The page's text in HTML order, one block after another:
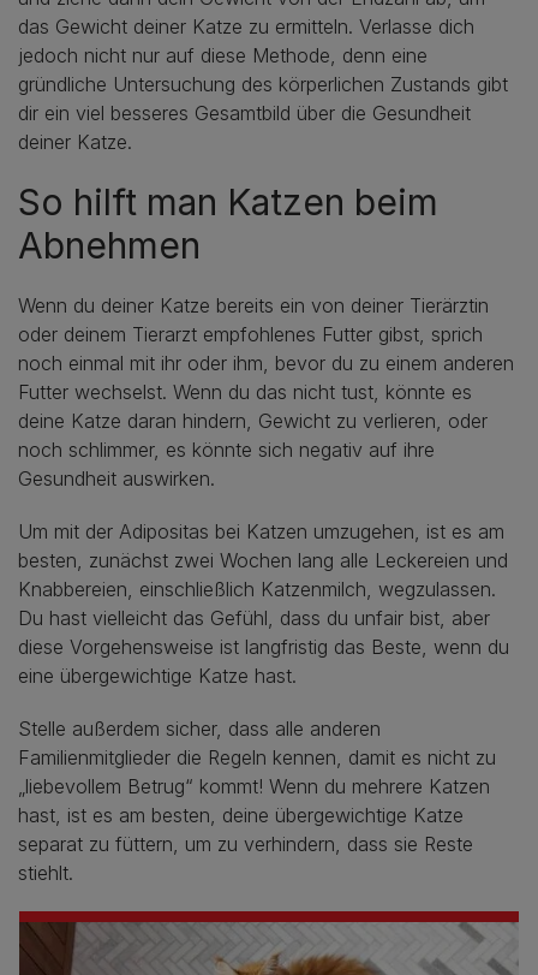
das Gewicht deiner Katze zu ermitteln. Verlasse dich
jedoch nicht nur auf diese Methode, denn eine
gründliche Untersuchung des körperlichen Zustands gibt
dir ein viel besseres Gesamtbild über die Gesundheit
deiner Katze.
So hilft man Katzen beim
Abnehmen
Wenn du deiner Katze bereits ein von deiner Tierärztin
oder deinem Tierarzt empfohlenes Futter gibst, sprich
noch einmal mit ihr oder ihm, bevor du zu einem anderen
Futter wechselst. Wenn du das nicht tust, könnte es
deine Katze daran hindern, Gewicht zu verlieren, oder
noch schlimmer, es könnte sich negativ auf ihre
Gesundheit auswirken.
Um mit der Adipositas bei Katzen umzugehen, ist es am
besten, zunächst zwei Wochen lang alle Leckereien und
Knabbereien, einschließlich Katzenmilch, wegzulassen.
Du hast vielleicht das Gefühl, dass du unfair bist, aber
diese Vorgehensweise ist langfristig das Beste, wenn du
eine übergewichtige Katze hast.
Stelle außerdem sicher, dass alle anderen
Familienmitglieder die Regeln kennen, damit es nicht zu
„liebevollem Betrug“ kommt! Wenn du mehrere Katzen
hast, ist es am besten, deine übergewichtige Katze
separat zu füttern, um zu verhindern, dass sie Reste
stiehlt.